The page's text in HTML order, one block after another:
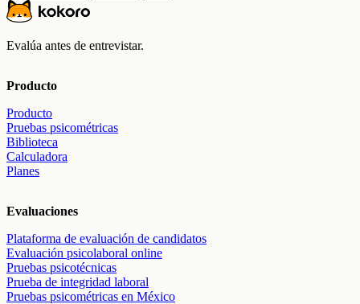
Evalúa antes de entrevistar.
Producto
Producto
Pruebas psicométricas
Biblioteca
Calculadora
Planes
Evaluaciones
Plataforma de evaluación de candidatos
Evaluación psicolaboral online
Pruebas psicotécnicas
Prueba de integridad laboral
Pruebas psicométricas en México